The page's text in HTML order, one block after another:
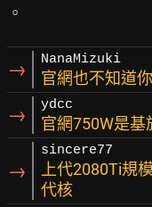
→ NanaMizuki
官網也不知道
→ ydcc
官網750W是基
→
sincere77
上代2080Ti規
代核